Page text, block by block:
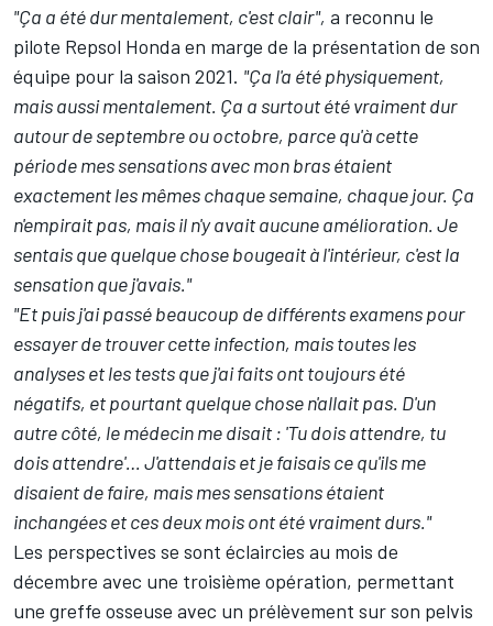
"Ça a été dur mentalement, c'est clair", a reconnu le
pilote Repsol Honda en marge de la présentation de son
équipe pour la saison 2021. "Ça l'a été physiquement,
mais aussi mentalement. Ça a surtout étévraiment dur
autour de septembre ou octobre, parce qu'à cette
période mes sensations avec mon bras étaient
exactement les mêmes chaque semaine, chaque jour. Ça
n'empirait pas, mais il n'y avait aucune amélioration. Je
sentais que quelque chose bougeait à l'intérieur, c'est la
sensation que j'avais."
"Et puis j'ai passé beaucoup de différents examens pour
essayer de trouver cette infection, mais toutes les
analyses et les tests que j'ai faits ont toujours été
négatifs, et pourtant quelque chose n'allait pas. D'un
autre côté, le médecin me disait : 'Tu dois attendre, tu
dois attendre'… J'attendais et je faisais ce qu'ils me
disaient de faire, mais mes sensations étaient
inchangées et ces deux mois ont été vraiment durs."
Les perspectives se sont éclaircies au mois de
décembre avec une troisième opération, permettant
une greffe osseuse avec un prélèvement sur son pelvis